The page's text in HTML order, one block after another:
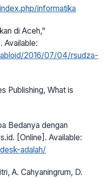
informatika
di Aceh,”
Available:
2016/07/04/rsudza-
Publishing, What is
Bedanya dengan
[Online]. Available:
adalah/
A. Cahyaningrum, D.